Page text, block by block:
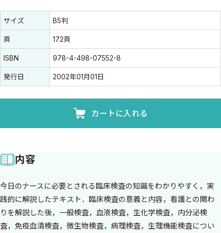
書誌情報
書誌情報
サイズ B5判
頁 172頁
ISBN 978-4-498-07552-8
発行日 2002年01月01日
カートに入れる
内容
今日のナースに必要とされる臨床検査の知識をわかりやすく，実
践的に解説したテキスト．臨床検査の意義と内容，看護との関わ
りを解説した後，一般検査，血液検査，生化学検査，内分泌検
査，免疫血清検査，微生物検査，病理検査，生理機能検査につい